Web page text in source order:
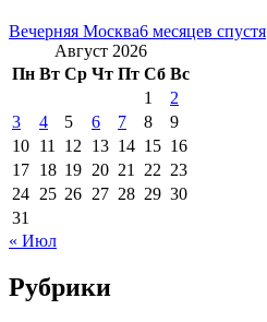
Вечерняя Москва6 месяцев спустя
Август 2026
Пн Вт Ср Чт Пт Сб Вс
1
2
3
4 5 6 7 8
9
10 11 12 13 14 15 16
17 18 19 20 21 22 23
24 25 26 27 28 29 30
31
« Июл
Рубрики